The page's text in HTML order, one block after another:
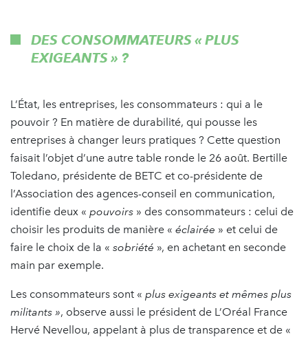
DES CONSOMMATEURS « PLUS
EXIGEANTS » ?
L’État, les entreprises, les consommateurs : qui a le
pouvoir ? En matière de durabilité, qui pousse les
entreprises à changer leurs pratiques ? Cette question
faisait l’objet d’une autre table ronde le 26 août. Bertille
Toledano, présidente de BETC et co-présidente de
l’Association des agences-conseil en communication,
identifie deux « pouvoirs » des consommateurs : celui de
choisir les produits de manière « éclairée » et celui de
faire le choix de la « sobriété », en achetant en seconde
main par exemple.
Les consommateurs sont « plus exigeants et mêmes plus
militants », observe aussi le président de L’Oréal France
Hervé Nevellou, appelant à plus de transparence et de «